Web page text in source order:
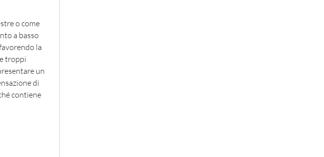
o come
a basso
la
troppi
un
di
contiene